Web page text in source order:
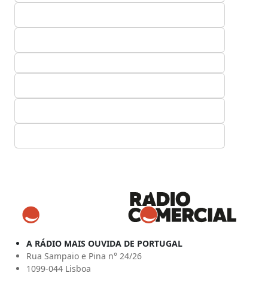
A RÁDIO MAIS OUVIDA DE PORTUGAL
Rua Sampaio e Pina n° 24/26
1099-044 Lisboa